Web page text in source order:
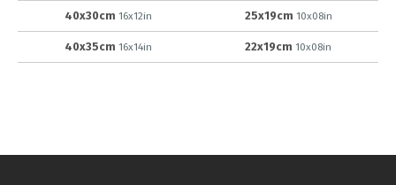
40x30cm 16x12in 25x19cm 10x08in
40x35cm 16x14in 22x19cm 10x08in